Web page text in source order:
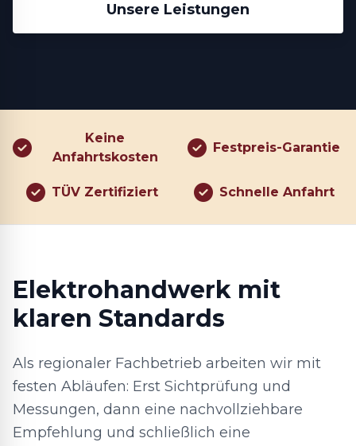
Unsere Leistungen
Keine
Anfahrtskosten
Festpreis-Garantie
TÜV Zertifiziert Schnelle Anfahrt
Elektrohandwerk mit
klaren Standards
Als regionaler Fachbetrieb arbeiten wir mit
festen Abläufen: Erst Sichtprüfung und
Messungen, dann eine nachvollziehbare
Empfehlung und schließlich eine